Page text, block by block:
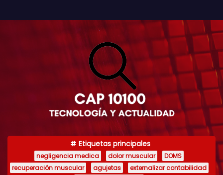
a
Etiquetas principales
negligencia medica dolor muscular
DOMS
recuperación muscular
agujetas
externalizar contabilidad